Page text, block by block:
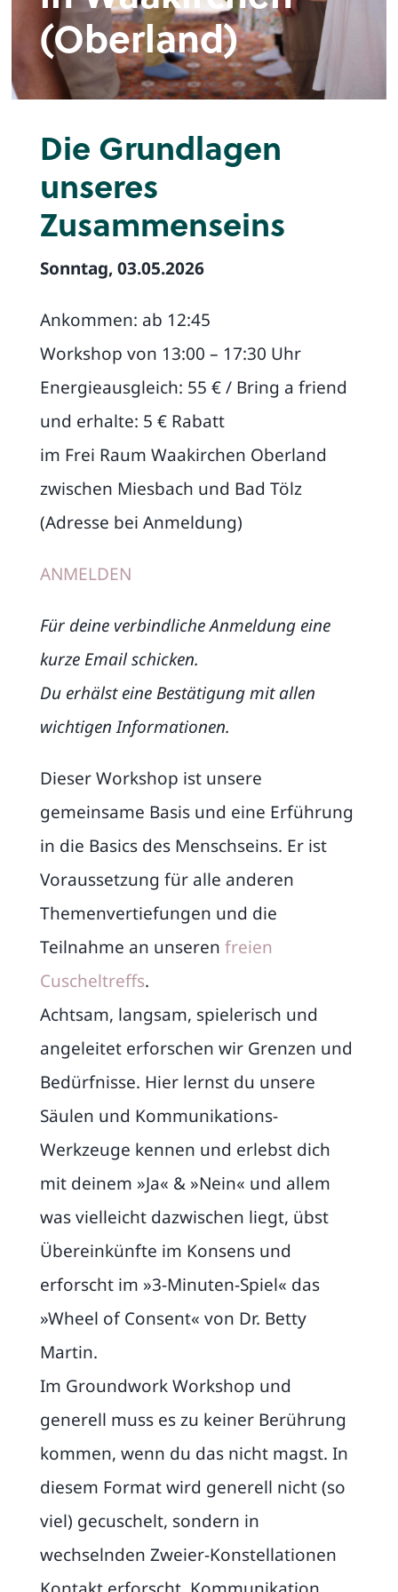
(Oberland)
Die Grundlagen
unseres
Zusammenseins
Sonntag, 03.05.2026
Ankommen: ab 12:45
Workshop von 13:00 – 17:30 Uhr
Energieausgleich: 55 € / Bring a friend
und erhalte: 5 € Rabatt
im Frei Raum Waakirchen Oberland
zwischen Miesbach und Bad Tölz
(Adresse bei Anmeldung)
ANMELDEN
Für deine verbindliche Anmeldung eine
kurze Email schicken.
Du erhälst eine Bestätigung mit allen
wichtigen Informationen.
Dieser Workshop ist unsere
gemeinsame Basis und eine Erführung
in die Basics des Menschseins. Er ist
Voraussetzung für alle anderen
Themenvertiefungen und die
Teilnahme an unseren freien
Cuscheltreffs.
Achtsam, langsam, spielerisch und
angeleitet erforschen wir Grenzen und
Bedürfnisse. Hier lernst du unsere
Säulen und Kommunikations-
Werkzeuge kennen und erlebst dich
mit deinem »Ja« & »Nein« und allem
was vielleicht dazwischen liegt, übst
Übereinkünfte im Konsens und
erforscht im »3-Minuten-Spiel« das
»Wheel of Consent« von Dr. Betty
Martin.
Im Groundwork Workshop und
generell muss es zu keiner Berührung
kommen, wenn du das nicht magst. In
diesem Format wird generell nicht (so
viel) gecuschelt, sondern in
wechselnden Zweier-Konstellationen